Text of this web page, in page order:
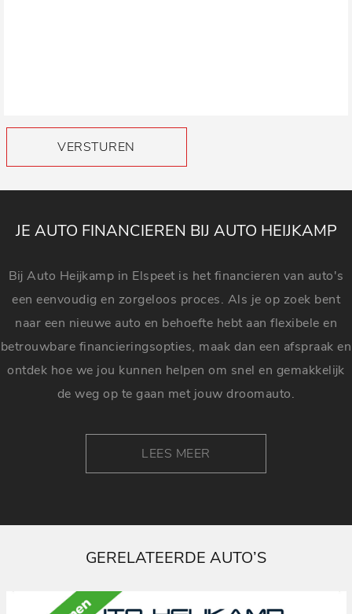
VERSTUREN
JE AUTO FINANCIEREN BIJ AUTO HEIJKAMP
Bij Auto Heijkamp in Elspeet is het financieren van auto's
een eenvoudig en zorgeloos proces. Als je op zoek bent
naar een nieuwe auto en behoefte hebt aan flexibele en
betrouwbare financieringsopties, maak dan een afspraak en
ontdek hoe we jou kunnen helpen om snel en gemakkelijk
de weg op te gaan met jouw droomauto.
LEES MEER
GERELATEERDE AUTO’S